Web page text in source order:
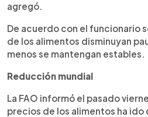
agregó.
De acuerdo con el funcionario
de los alimentos disminuyan
menos se mantengan estables.
Reducción mundial
La FAO informó el pasado
precios de los alimentos ha